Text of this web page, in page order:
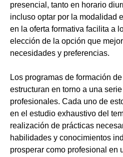
presencial, tanto en horario
incluso optar por la modalidad
en la oferta formativa facilita a
elección de la opción que
necesidades y preferencias.
Los programas de formación
estructuran en torno a una
profesionales. Cada uno de
en el estudio exhaustivo del
realización de prácticas
habilidades y conocimientos
prosperar como profesional en